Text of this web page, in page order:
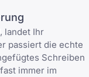
landet Ihr
passiert die echte
Schreiben
immer im